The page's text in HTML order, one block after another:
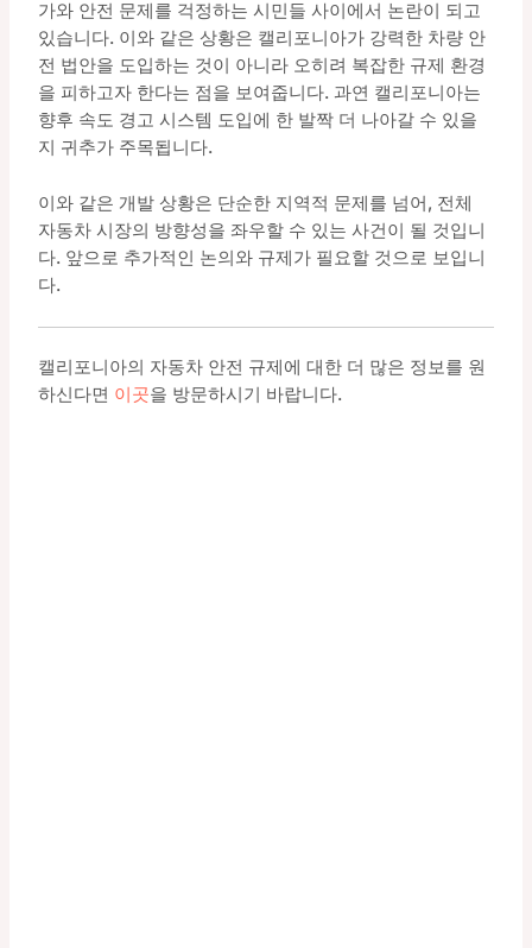
가와 안전 문제를 걱정하는 시민들 사이에서 논란이 되고
있습니다. 이와 같은 상황은 캘리포니아가 강력한 차량 안
전 법안을 도입하는 것이 아니라 오히려 복잡한 규제 환경
을 피하고자 한다는 점을 보여줍니다. 과연 캘리포니아는
향후 속도 경고 시스템 도입에 한 발짝 더 나아갈 수 있을
지 귀추가 주목됩니다.
이와 같은 개발 상황은 단순한 지역적 문제를 넘어, 전체
자동차 시장의 방향성을 좌우할 수 있는 사건이 될 것입니
다. 앞으로 추가적인 논의와 규제가 필요할 것으로 보입니
다.
캘리포니아의 자동차 안전 규제에 대한 더 많은 정보를 원
하신다면 이곳을 방문하시기 바랍니다.